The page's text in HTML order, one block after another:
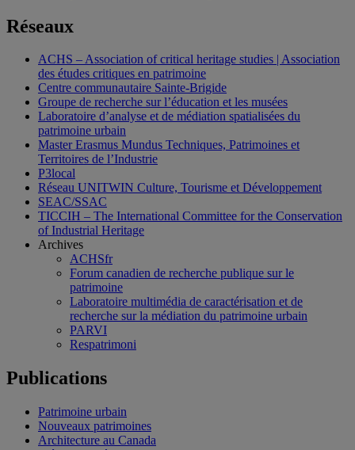
Réseaux
ACHS – Association of critical heritage studies | Association
des études critiques en patrimoine
Centre communautaire Sainte-Brigide
Groupe de recherche sur l’éducation et les musées
Laboratoire d’analyse et de médiation spatialisées du
patrimoine urbain
Master Erasmus Mundus Techniques, Patrimoines et
Territoires de l’Industrie
P3local
Réseau UNITWIN Culture, Tourisme et Développement
SEAC/SSAC
TICCIH – The International Committee for the Conservation
of Industrial Heritage
Archives
ACHSfr
Forum canadien de recherche publique sur le
patrimoine
Laboratoire multimédia de caractérisation et de
recherche sur la médiation du patrimoine urbain
PARVI
Respatrimoni
Publications
Patrimoine urbain
Nouveaux patrimoines
Architecture au Canada